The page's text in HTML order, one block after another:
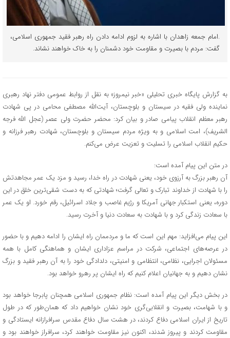
.امام جمعه زاهدان با اشاره به لزوم ادامه دادن راه رهبر فقید جمهوری اسلامی،
گفت: مردم با بصیرت و مقاومت خود دشمنان را به خاک خواهند نشاند.
به گزارش پایگاه خبری تحلیلی «خبر نیمروز» به نقل از روابط عمومی دفتر نهاد رهبری
نماینده ولی فقیه در سیستان و بلوچستان، آیت‌الله مصطفی محامی در پی شهادت
رهبر معظم انقلاب پیامی صادر و بیان کرد: محضر حضرت ولی عصر (عجل الله فرجه
الشریف)، امت اسلامی و به ویژه مردم سیستان و بلوچستان، شهادت رهبر فرزانه و
حکیم انقلاب اسلامی را تسلیت و تعزیت عرض می‌کنم.
در متن این پیام آمده است:
آن رهبر بزرگ به آرزوی خود، یعنی شهادت در راه خدا، رسید و مزد یک عمر مجاهدتش
را با شهادت از خداوند تبارک و تعالی گرفت؛ شهادتی که به دست شقی‌ترین خلق در این
دوره، یعنی استکبار جهانی آمریکا و رژیم غاصب و جلاد اسرائیل، رقم خورد. او یک عمر
با سعادت زندگی کرد و با شهادت به سعادت دنیا و آخرت رسید.
این پیام می‌افزاید: مهم این است که ما و مردممان راه ایشان را ادامه دهیم و با حضور
در عرصه‌های اجتماعی، شرکت در مراسم عزاداری ایشان و هماهنگی کامل با همه
مسئولان اجرایی، نظامی، انتظامی و امنیتی، دلدادگی خود را به آن رهبر فقید و بزرگ
نشان دهیم و به جهانیان اعلام کنیم که راه ایشان پر رهرو خواهد بود.
در بخش دیگر این پیام آمده است: نظام جمهوری اسلامی همچنان پابرجا خواهد بود
و با شهامت، بصیرت و انقلابی‌گری خود نشان خواهیم داد که همان‌طور که در طول
تاریخ از ایران اسلامی دفاع کردند، در هشت سال دفاع مقدس سرافرازانه ایستادگی و
مقاومت کردند و پیروز شدند، اکنون نیز مقاومت خواهند کرد، سرافراز خواهند بود و